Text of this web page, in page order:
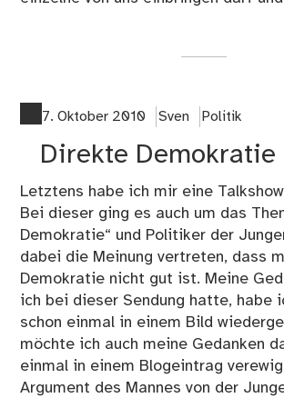
7. Oktober 2010 Sven Politik
Direkte Demokratie
Letztens habe ich mir eine
Bei dieser ging es auch um das
Demokratie“ und Politiker der
dabei die Meinung vertreten, dass
Demokratie nicht gut ist. Meine
ich bei dieser Sendung hatte, habe
schon einmal in einem Bild
möchte ich auch meine Gedanken
einmal in einem Blogeintrag
Argument des Mannes von der